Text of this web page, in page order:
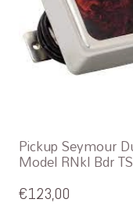
Pickup Seymour
Model RNkl Bdr
€123,00